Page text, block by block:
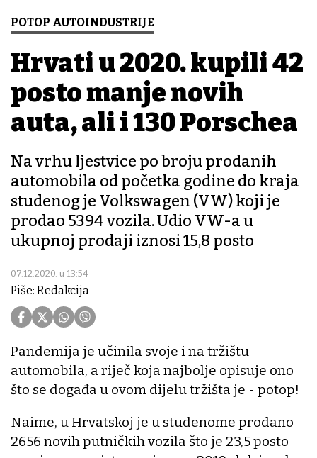
POTOP AUTOINDUSTRIJE
Hrvati u 2020. kupili 42
posto manje novih
auta, ali i 130 Porschea
Na vrhu ljestvice po broju prodanih
automobila od početka godine do kraja
studenog je Volkswagen (VW) koji je
prodao 5394 vozila. Udio VW-a u
ukupnoj prodaji iznosi 15,8 posto
07.12.2020. u 13:54
Piše: Redakcija
Pandemija je učinila svoje i na tržištu
automobila, a riječ koja najbolje opisuje ono
što se događa u ovom dijelu tržišta je - potop!
Naime, u Hrvatskoj je u studenome prodano
2656 novih putničkih vozila što je 23,5 posto